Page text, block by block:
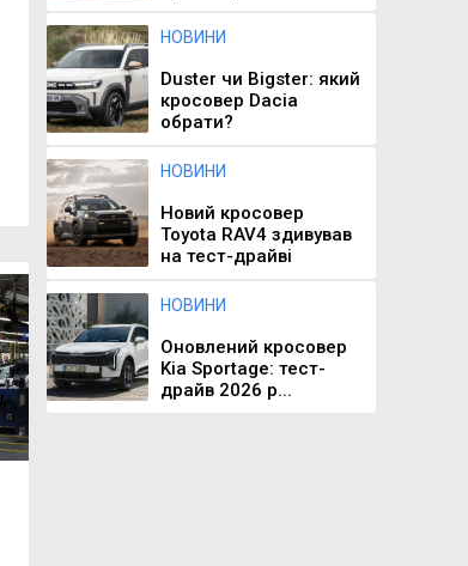
НОВИНИ
Duster чи Bigster: який
кросовер Dacia
обрати?
НОВИНИ
Новий кросовер
Toyota RAV4 здивував
на тест-драйві
НОВИНИ
Оновлений кросовер
Kia Sportage: тест-
драйв 2026 р...